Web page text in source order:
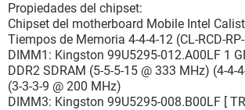
Propiedades del chipset:
Chipset del motherboard Mobile Intel
Tiempos de Memoria 4-4-4-12 (CL-RCD-
DIMM1: Kingston 99U5295-012.A00LF 1
DDR2 SDRAM (5-5-5-15 @ 333 MHz) (4-4-
(3-3-3-9 @ 200 MHz)
DIMM3: Kingston 99U5295-008.B00LF [